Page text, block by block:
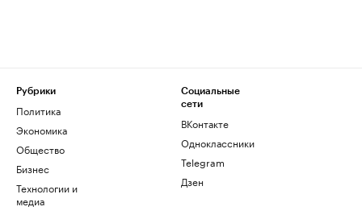
Рубрики
Политика
Экономика
Общество
Бизнес
Технологии и
медиа
Социальные
сети
ВКонтакте
Одноклассники
Telegram
Дзен